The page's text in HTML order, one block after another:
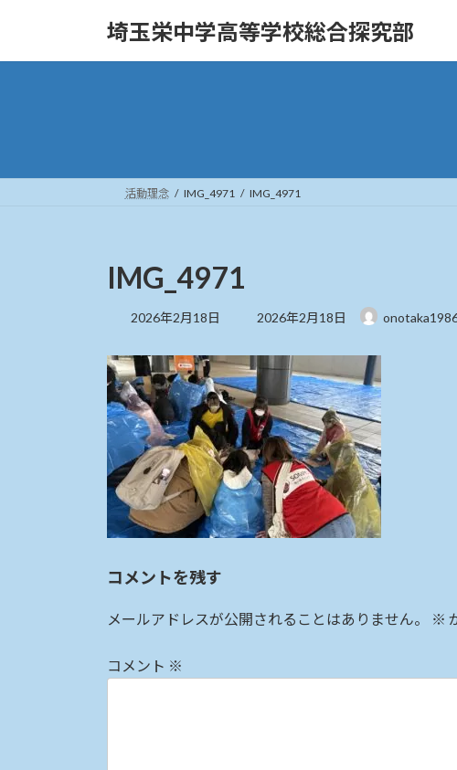
埼玉栄中学高等学校総合探究部
活動理念 IMG_4971 IMG_4971
IMG_4971
2026年2月18日
最
新
日
時
:
2026年2月18日
コメントを残す
メールアドレスが公開されることはありません。 ※
コメント ※